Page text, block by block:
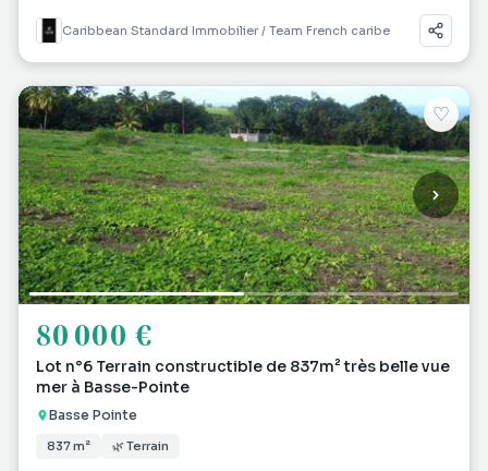
Caribbean Standard Immobilier / Team French caribe
♡
80 000 €
Lot n°6 Terrain constructible de 837m² très belle vue
mer à Basse-Pointe
Basse Pointe
837 m² 🌿 Terrain